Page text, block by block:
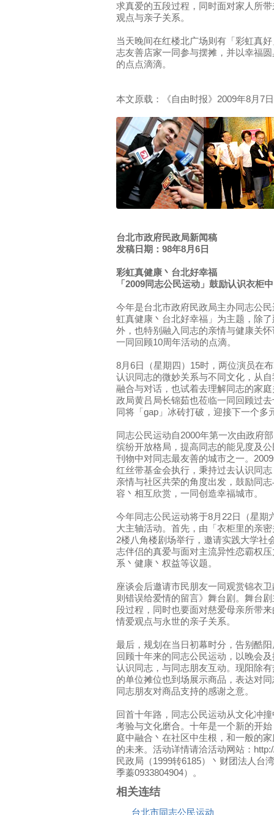
求真爱的五段过程，同时面对家人所
观点与亲子关系。
当天晚间在红楼北广场则有「彩虹真
志友善店家一同参与摆摊，并以幸福
的点点滴滴。
本文原载：《自由时报》2009年8月7
台北市政府民政局新闻稿
发稿日期：98年8月6日
彩虹真健康丶台北好幸福
「2009同志公民运动」鼓励认识衣柜
今年是台北市政府民政局主办同志公
虹真健康丶台北好幸福」为主题，除
外，也特别融入同志的亲情与健康关
一同回顾10周年活动的点滴。
8月6日（星期四）15时，两位演员在
认识同志的微妙关系与不同文化，从
融合与对话，也试着去理解同志的家
政局黄吕局长锦茹也莅临一同回顾过
同将「gap」冰砖打破，迎接下一个多
同志公民运动自2000年第一次由政府
缤纷开放格局，提高同志的能见度及
刊物中对同志最友善的城市之一。
红丝带基金会执行，秉持过去认识同
亲情与社区共荣的角度出发，鼓励同
容丶相互欣赏，一同创造幸福城市。
今年同志公民运动将于8月22日（星期
大主轴活动。首先，由「衣柜里的亲
2楼八角楼剧场举行，邀请实践大学社
志伴侣的真爱与面对主流异性恋霸权
系丶健康丶权益等议题。
座谈会后邀请市民朋友一同观赏锦衣
则错误给爱情的留言》舞台剧。舞台
段过程，同时也要面对慈爱母亲所带
情爱观点与永世的亲子关系。
最后，规划在当日初幕时分，告别酷
回顾十年来的同志公民运动，以晚会
认识同志，与同志朋友互动。现阳除
的单位摊位也到场展示商品，表达对
同志朋友对商品支持的感谢之意。
回首十年路，同志公民运动从文化冲
考验与文化磨合。十年是一个新的开
庭中融合丶在社区中生根，和一般的
的未来。活动详情请洽活动网站：
民政局（1999转6185）丶财团法人台
季蓁0933804904）。
相关连结
台北市同志公民运动